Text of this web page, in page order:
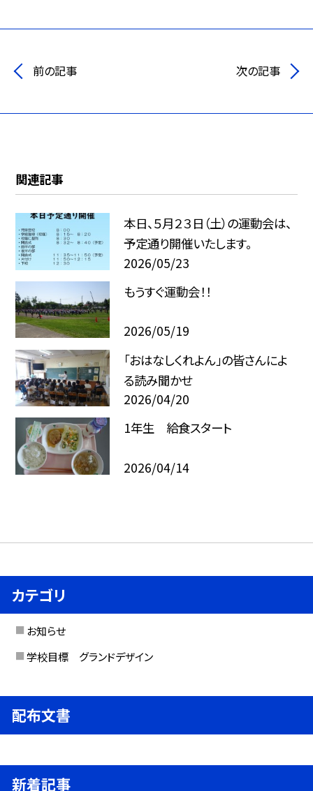
前の記事 次の記事
関連記事
本日、５月２３日（土）の運動会は、
予定通り開催いたします。
2026/05/23
もうすぐ運動会！！
2026/05/19
「おはなしくれよん」の皆さんによ
る読み聞かせ
2026/04/20
1年生 給食スタート
2026/04/14
カテゴリ
お知らせ
学校目標 グランドデザイン
配布文書
新着記事